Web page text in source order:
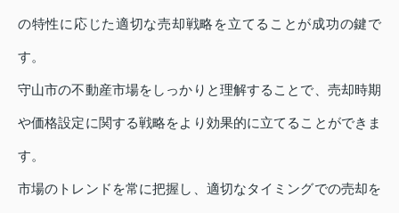
の特性に応じた適切な売却戦略を立てることが成功の鍵で
す。
守山市の不動産市場をしっかりと理解することで、売却時期
や価格設定に関する戦略をより効果的に立てることができま
す。
市場のトレンドを常に把握し、適切なタイミングでの売却を